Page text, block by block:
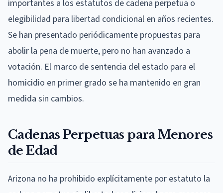
importantes a los estatutos de cadena perpetua o
elegibilidad para libertad condicional en años recientes.
Se han presentado periódicamente propuestas para
abolir la pena de muerte, pero no han avanzado a
votación. El marco de sentencia del estado para el
homicidio en primer grado se ha mantenido en gran
medida sin cambios.
Cadenas Perpetuas para Menores
de Edad
Arizona no ha prohibido explícitamente por estatuto la